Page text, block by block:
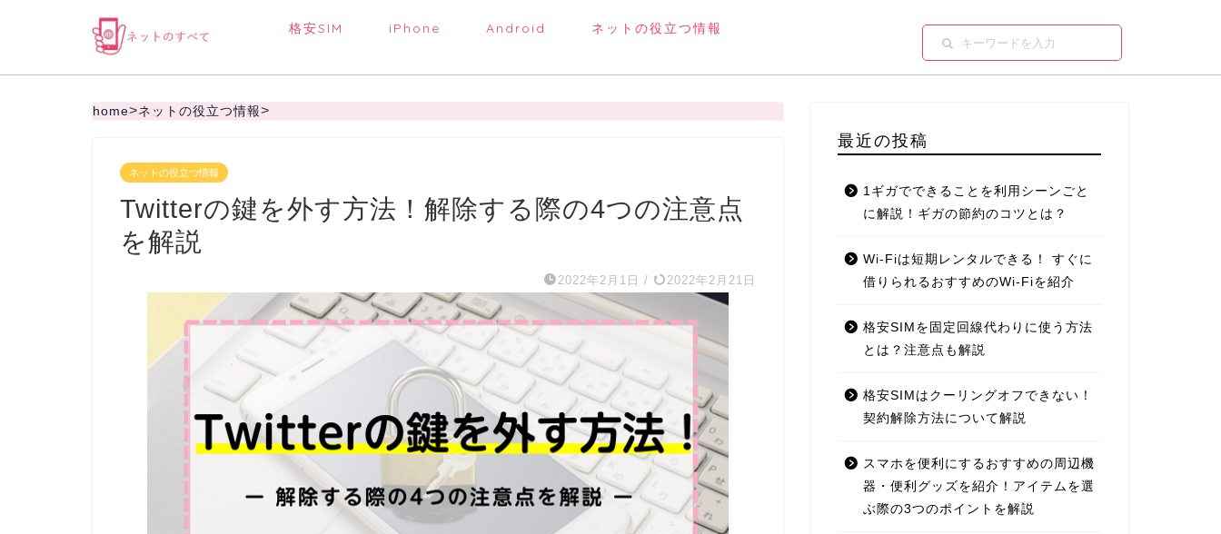
格安SIM iPhone Android ネットの役立つ情報
home>ネットの役立つ情報>
ネットの役立つ情報
Twitterの鍵を外す方法！解除する際の4つの注意点
を解説
2022年2月1日 / 2022年2月21日
最近の投稿
1ギガでできることを利用シーンごと
に解説！ギガの節約のコツとは？
Wi-Fiは短期レンタルできる！ すぐに
借りられるおすすめのWi-Fiを紹介
格安SIMを固定回線代わりに使う方法
とは？注意点も解説
格安SIMはクーリングオフできない！
契約解除方法について解説
スマホを便利にするおすすめの周辺機
器・便利グッズを紹介！アイテムを選
ぶ際の3つのポイントを解説